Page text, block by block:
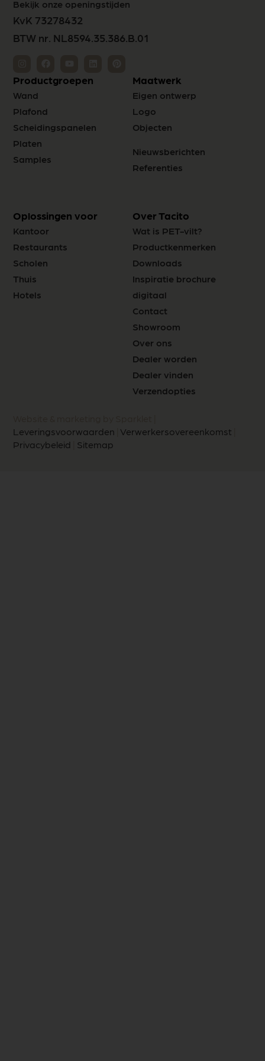
Bekijk onze openingstijden
KvK 73278432
BTW nr. NL8594.35.386.B.01
Productgroepen
Wand
Plafond
Scheidingspanelen
Platen
Samples
Maatwerk
Eigen ontwerp
Logo
Objecten
Nieuwsberichten
Referenties
Oplossingen voor
Kantoor
Restaurants
Scholen
Thuis
Hotels
Over Tacito
Wat is PET-vilt?
Productkenmerken
Downloads
Inspiratie brochure
digitaal
Contact
Showroom
Over ons
Dealer worden
Dealer vinden
Verzendopties
Leveringsvoorwaarden Verwerkersovereenkomst
Privacybeleid
Sitemap